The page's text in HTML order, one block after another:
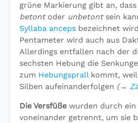
grüne Markierung gibt an,
betontoder unbetontsein
Syllaba anceps bezeichnet
Pentameter wird auch aus
Allerdings entfallen nach der
sechsten Hebung die
zum Hebungsprallkommt,
Silben aufeinanderfolgen (→
Die Versfüße wurden durch ein
voneinander getrennt, um sie